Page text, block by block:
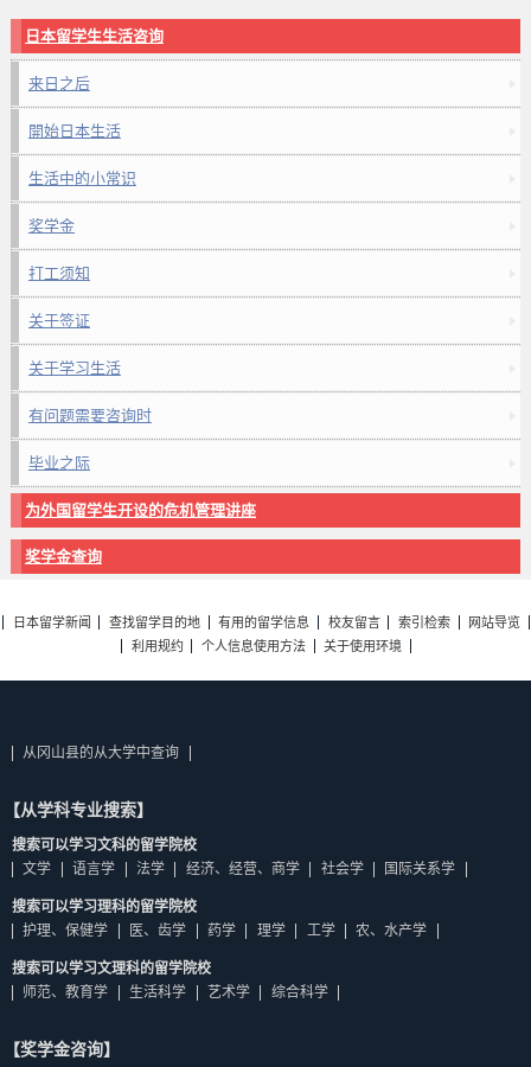
日本留学生生活咨询
来日之后
開始日本生活
生活中的小常识
奖学金
打工须知
关于签证
关于学习生活
有问题需要咨询时
毕业之际
为外国留学生开设的危机管理讲座
奖学金查询
日本留学新闻 查找留学目的地 有用的留学信息 校友留言 索引检索
网站导览
利用规约
个人信息使用方法 关于使用环境
从冈山县的从大学中查询
【从学科专业搜索】
搜索可以学习文科的留学院校
文学
语言学 法学 经济、经营、商学 社会学 国际关系学
搜索可以学习理科的留学院校
护理、保健学
医、齿学 药学 理学 工学 农、水产学
搜索可以学习文理科的留学院校
师范、教育学
生活科学 艺术学 综合科学
【奖学金咨询】